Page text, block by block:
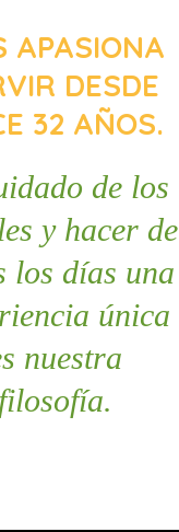
APASIONA
DESDE
32 AÑOS.
de los
y hacer de
los días una
única
nuestra
filosofía.